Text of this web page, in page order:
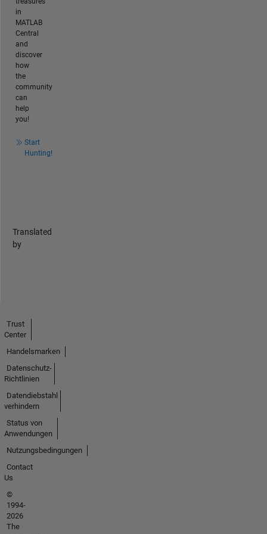
in
MATLAB
Central
and
discover
how
the
community
can
help
you!
Start
Hunting!
Translated
by
Trust
Center
Handelsmarken
Datenschutz-
Richtlinien
Datendiebstahl
verhindern
Status von
Anwendungen
Nutzungsbedingungen
Contact
Us
©
1994-
2026
The